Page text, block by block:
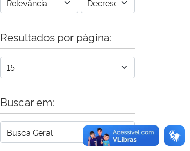
Resultados por página:
Buscar em: